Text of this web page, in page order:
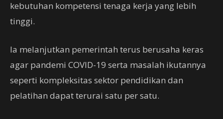
kebutuhan kompetensi tenaga kerja yang lebih
tinggi.
Ia melanjutkan pemerintah terus berusaha keras
agar pandemi COVID-19 serta masalah ikutannya
seperti kompleksitas sektor pendidikan dan
pelatihan dapat terurai satu per satu.